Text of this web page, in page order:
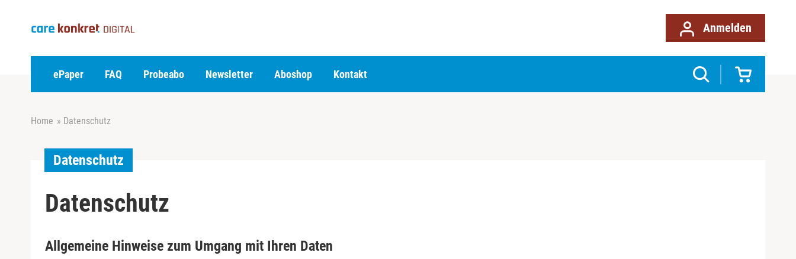
Anmelden
ePaper FAQ Probeabo Newsletter Aboshop Kontakt
Home » Datenschutz
Datenschutz
Datenschutz
Allgemeine Hinweise zum Umgang mit Ihren Daten